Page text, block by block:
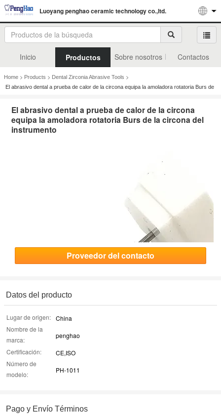
Luoyang penghao ceramic technology co.,ltd.
Inicio Productos Sobre nosotros Contactos
Home > Products > Dental Zirconia Abrasive Tools >
El abrasivo dental a prueba de calor de la circona equipa la amoladora rotatoria Burs de
El abrasivo dental a prueba de calor de la circona
equipa la amoladora rotatoria Burs de la circona del
instrumento
Proveedor del contacto
Datos del producto
Lugar de origen: China
Nombre de la
marca:
penghao
Certificación:
CE,ISO
Número de
modelo:
PH-1011
Pago y Envío Términos